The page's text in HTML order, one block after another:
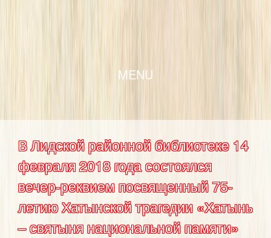
MENU
В Лидской районной библиотеке 14
февраля 2018 года состоялся
вечер-реквием посвященный 75-
летию Хатынской трагедии «Хатынь
– святыня национальной памяти»